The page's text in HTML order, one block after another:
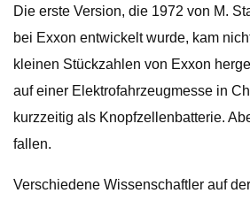
Die erste Version, die 1972 von M.
bei Exxon entwickelt wurde, kam
kleinen Stückzahlen von Exxon
auf einer Elektrofahrzeugmesse in
kurzzeitig als Knopfzellenbatterie.
fallen.
Verschiedene Wissenschaftler auf